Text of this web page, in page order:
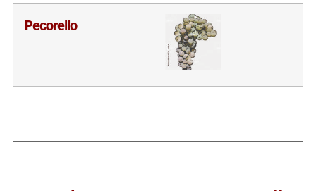
Pecorello